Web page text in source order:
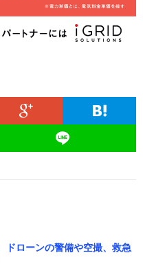
ドローンの警備や空撮、救急